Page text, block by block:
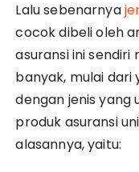
Lalu sebenarnya
cocok dibeli oleh
asuransi ini
banyak, mulai dari
dengan jenis yang
produk asuransi
alasannya, yaitu: